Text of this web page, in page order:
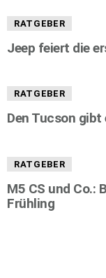
RATGEBER
Jeep feiert die
RATGEBER
Den Tucson
RATGEBER
M5 CS und Co.:
Frühling